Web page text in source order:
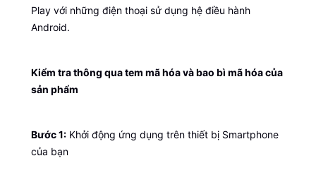
Play với những điện thoại sử dụng hệ điều hành
Android.
Kiểm tra thông qua tem mã hóa và bao bì mã hóa của
sản phẩm
Bước 1: Khởi động ứng dụng trên thiết bị Smartphone
của bạn